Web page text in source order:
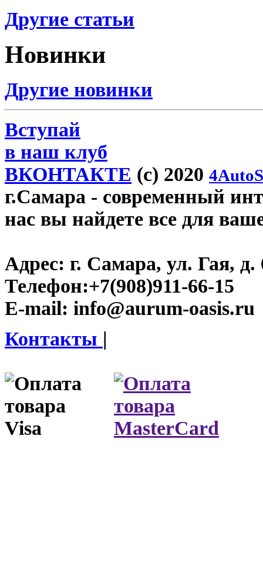
Другие статьи
Новинки
Другие новинки
Вступай
в наш клуб
ВКОНТАКТЕ (c) 2020
г.Самара - современный
нас вы найдете все для
Адрес: г. Самара, ул. Гая, д.
Телефон:+7(908)911-66-15
E-mail: info@aurum-oasis.ru
Контакты |